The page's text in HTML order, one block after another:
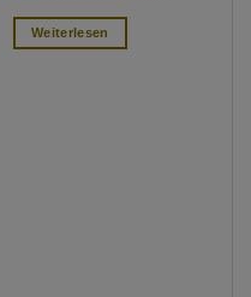
Weiterlesen